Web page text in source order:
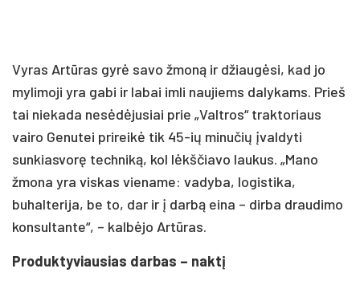
Vyras Artūras gyrė savo žmoną ir džiaugėsi, kad jo
mylimoji yra gabi ir labai imli naujiems dalykams. Prieš
tai niekada nesėdėjusiai prie „Valtros“ traktoriaus
vairo Genutei prireikė tik 45-ių minučių įvaldyti
sunkiasvorę techniką, kol lėkščiavo laukus. „Mano
žmona yra viskas viename: vadyba, logistika,
buhalterija, be to, dar ir į darbą eina – dirba draudimo
konsultante“, – kalbėjo Artūras.
Produktyviausias darbas – naktį